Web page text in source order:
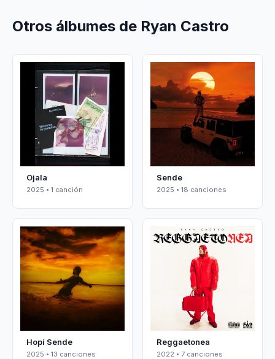
Otros álbumes de Ryan Castro
Ojala
2025 • 1 canción
Sende
2025 • 18 canciones
Hopi Sende
2025 • 13 canciones
Reggaetonea
2022 • 7 canciones